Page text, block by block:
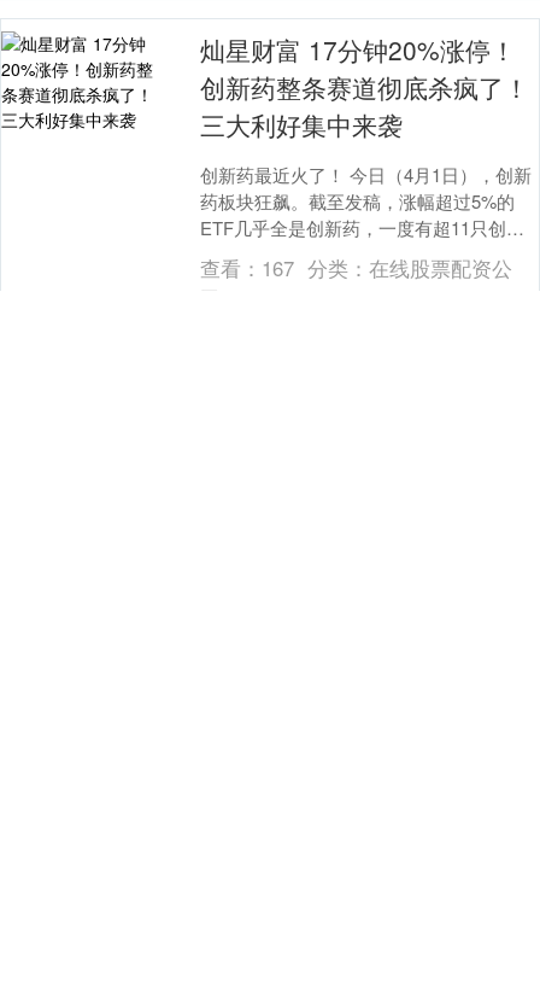
灿星财富 17分钟20%涨停！
创新药整条赛道彻底杀疯了！
三大利好集中来袭
创新药最近火了！ 今日（4月1日），创新
药板块狂飙。截至发稿，涨幅超过5%的
ETF几乎全是创新药，一度有超11只创新
药ETF涨超7%。港股市场上，康宁杰瑞制
药一....
查看： 167 分类： 在线股票配资公